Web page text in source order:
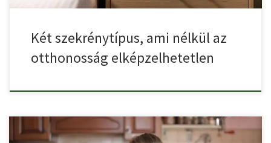
Két szekrénytípus, ami nélkül az
otthonosság elképzelhetetlen